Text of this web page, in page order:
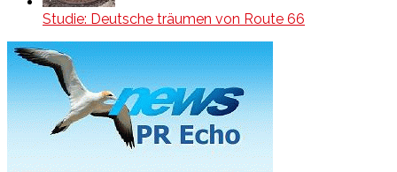
Studie: Deutsche träumen von Route 66